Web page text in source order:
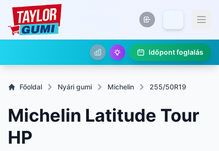
Időpont foglalás
Főoldal Nyári gumi Michelin 255/50R19
Michelin Latitude Tour
HP